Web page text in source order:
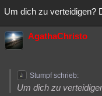
Um dich zu verteidigen?
AgathaChristo
Stumpf schrieb:
Um dich zu